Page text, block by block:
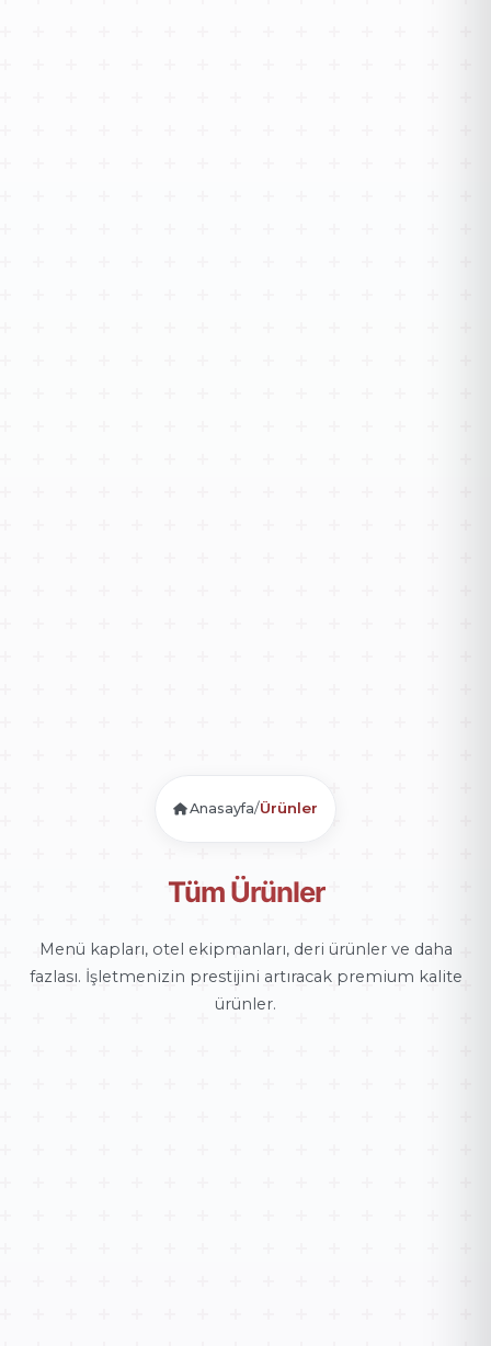
Anasayfa/Ürünler
Tüm Ürünler
Menü kapları, otel ekipmanları, deri ürünler ve daha
fazlası. İşletmenizin prestijini artıracak premium kalite
ürünler.